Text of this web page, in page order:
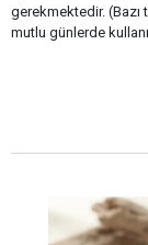
gerekmektedir. (Bazı
mutlu günlerde